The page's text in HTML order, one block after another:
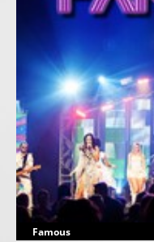
Famous